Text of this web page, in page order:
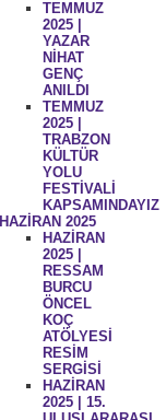
TEMMUZ
2025 |
YAZAR
NİHAT
GENÇ
ANILDI
TEMMUZ
2025 |
TRABZON
KÜLTÜR
YOLU
FESTİVALİ
KAPSAMINDAYIZ
HAZİRAN 2025
HAZİRAN
2025 |
RESSAM
BURCU
ÖNCEL
KOÇ
ATÖLYESİ
RESİM
SERGİSİ
HAZİRAN
2025 | 15.